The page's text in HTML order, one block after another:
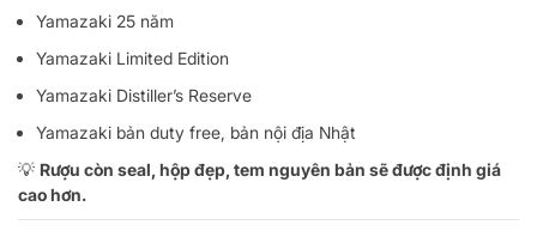
Yamazaki 25 năm
Yamazaki Limited Edition
Yamazaki Distiller’s Reserve
Yamazaki bản duty free, bản nội địa Nhật
💡 Rượu còn seal, hộp đẹp, tem nguyên bản sẽ được định giá
cao hơn.